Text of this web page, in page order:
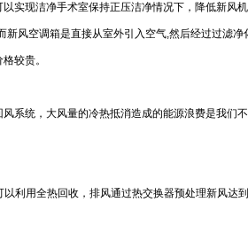
实现洁净手术室保持正压洁净情况下，降低新风
风空调箱是直接从室外引入空气,然后经过过滤
较贵。
统，大风量的冷热抵消造成的能源浪费是我们
用全热回收，排风通过热交换器预处理新风达